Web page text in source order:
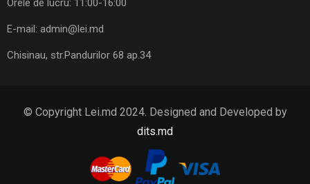
Orele de lucru: 11:00-16:00
E-mail: admin@lei.md
Chisinau, str.Pandurilor 68 ap.34
© Copyright Lei.md 2024. Designed and Developed by
dits.md